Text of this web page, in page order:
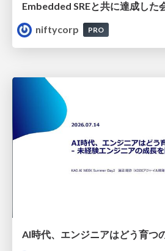
niftycorp
PRO